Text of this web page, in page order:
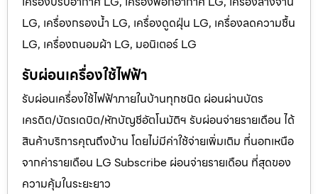
LG, เครื่องกรองน้ำ LG, เครื่องดูดฝุ่น LG, เครื่องลดความชื้น
LG, เครื่องถนอมผ้า LG, มอนิเตอร์ LG
รับผ่อนเครื่องใช้ไฟฟ้า
รับผ่อนเครื่องใช้ไฟฟ้าภายในบ้านทุกชนิด ผ่อนผ่านบัตร
เครดิต/บัตรเดบิต/หักบัญชีอัตโนมัติฯ รับผ่อนจ่ายรายเดือน ได้
สินค้าบริการคุณถึงบ้าน โดยไม่มีค่าใช้จ่ายเพิ่มเติม ที่นอกเหนือ
จากค่ารายเดือน LG Subscribe ผ่อนจ่ายรายเดือน ที่สุดของ
ความคุ้มในระยะยาว